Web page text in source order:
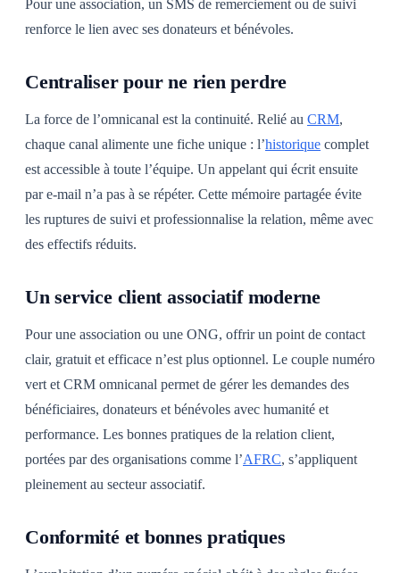
Pour une association, un SMS de remerciement ou de suivi
renforce le lien avec ses donateurs et bénévoles.
Centraliser pour ne rien perdre
La force de l’omnicanal est la continuité. Relié au CRM,
chaque canal alimente une fiche unique : l’historique complet
est accessible à toute l’équipe. Un appelant qui écrit ensuite
par e-mail n’a pas à se répéter. Cette mémoire partagée évite
les ruptures de suivi et professionnalise la relation, même avec
des effectifs réduits.
Un service client associatif moderne
Pour une association ou une ONG, offrir un point de contact
clair, gratuit et efficace n’est plus optionnel. Le couple numéro
vert et CRM omnicanal permet de gérer les demandes des
bénéficiaires, donateurs et bénévoles avec humanité et
performance. Les bonnes pratiques de la relation client,
portées par des organisations comme l’AFRC, s’appliquent
pleinement au secteur associatif.
Conformité et bonnes pratiques